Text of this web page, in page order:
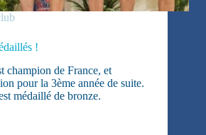
!
champion de France, et
pour la 3ème année de suite.
médaillé de bronze.